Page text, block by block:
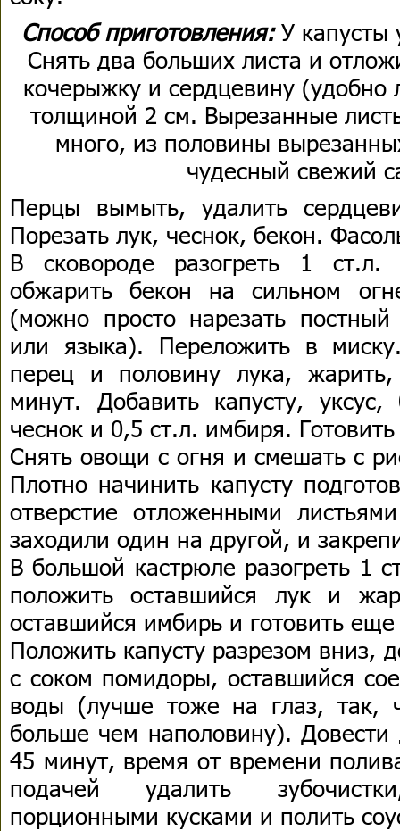
Способ приготовления:У капусты
Снять два больших листа и
кочерыжку и сердцевину (удобно
толщиной 2 см. Вырезанные
много, из половины
чудесный свежий
Перцы вымыть, удалить
Порезать лук, чеснок, бекон.
В сковороде разогреть 1 ст.л.
обжарить бекон на сильном
(можно просто нарезать постный
или языка). Переложить в
перец и половину лука,
минут. Добавить капусту,
чеснок и 0,5 ст.л. имбиря.
Снять овощи с огня и смешать с
Плотно начинить капусту
отверстие отложенными
заходили один на другой, и
В большой кастрюле разогреть 1
положить оставшийся лук и
оставшийся имбирь и готовить
Положить капусту разрезом вниз,
с соком помидоры, оставшийся
воды (лучше тоже на глаз, так,
больше чем наполовину).
45 минут, время от времени
подачей удалить
порционными кусками и полить